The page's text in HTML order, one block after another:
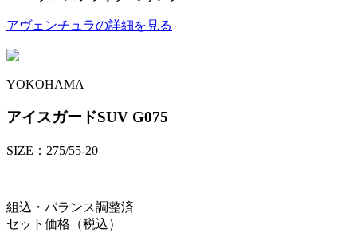
アヴェンチュラの詳細を見る
YOKOHAMA
アイスガードSUV G075
SIZE：275/55-20
組込・バランス調整済
セット価格（税込）